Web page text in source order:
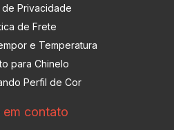
de Privacidade
de Frete
e Temperatura
para Chinelo
Perfil de Cor
em contato